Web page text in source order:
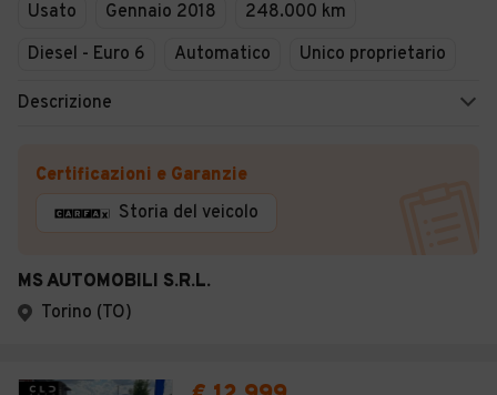
Usato Gennaio 2018
248.000 km
Diesel - Euro 6
Automatico Unico proprietario
Descrizione
Certificazioni e Garanzie
Storia del veicolo
MS AUTOMOBILI S.R.L.
Torino (TO)